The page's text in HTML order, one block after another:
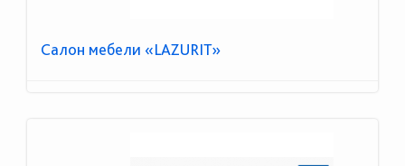
Салон мебели «LAZURIT»